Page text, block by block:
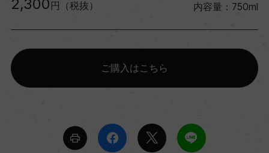
2,300 円（税抜） 内容量：750ml
ご購入はこちら